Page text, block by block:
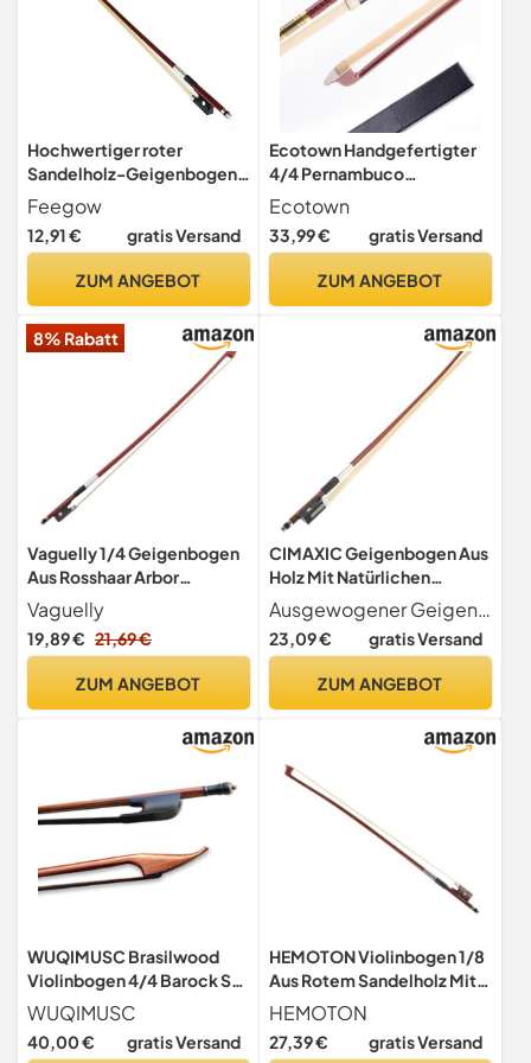
Hochwertiger roter
Sandelholz-Geigenbogen
für Anfänger und Profis, 1/4
1/8 1/10 Größen, Rosshaar,
ideal zum Üben und für
Feegow
12,91 € gratis Versand
ZUM ANGEBOT
Ecotown Handgefertigter
4/4 Pernambuco
Violinbogen mit Etui
Ecotown
33,99 € gratis Versand
ZUM ANGEBOT
8% Rabatt
Vaguelly 1/4 Geigenbogen
Aus Rosshaar Arbor
Violinbogen Für Kleine
Violine Übungsbogen Mit
Hellem Klang
Mongolischem Pferdehaar
Vaguelly
19,89 € 21,69 €
ZUM ANGEBOT
CIMAXIC Geigenbogen Aus
Holz Mit Natürlichen
Schachtelhalmhaaren Für
1/10 Und 1/16 Violinen
Ausgewogener
Und Anfänger
Ausgewogener Geigenbogen Der professionelle Ersatz-Geigenbogen von CIMAXIC ist gerade und perfekt ausbalanciert, was ein präzises und kontrolliertes Spiel für Violinisten jeden Niveaus ermöglicht
23,09 € gratis Versand
ZUM ANGEBOT
WUQIMUSC Brasilwood
Violinbogen 4/4 Barock Stil
Bogen mit Ebenholz Frosch
Naturschwarz Pferdehaar
glatt (schwarzes Haar)
WUQIMUSC
40,00 € gratis Versand
HEMOTON Violinbogen 1/8
Aus Rotem Sandelholz Mit
Elastischem Pferdehaar Für
Violine Kinder Und
Anfänger Musikinstrument
HEMOTON
27,39 € gratis Versand